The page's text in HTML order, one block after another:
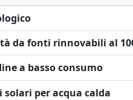
da fonti rinnovabili al
a basso consumo
per acqua calda